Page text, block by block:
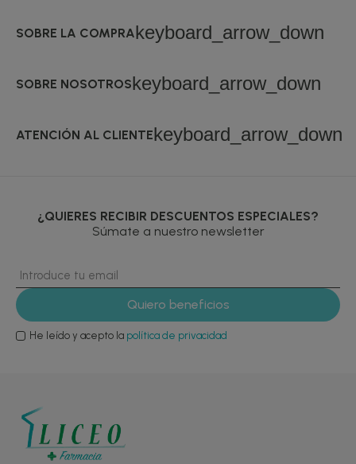
SOBRE LA COMPRAkeyboard_arrow_down
SOBRE NOSOTROSkeyboard_arrow_down
ATENCIÓN AL CLIENTEkeyboard_arrow_down
¿QUIERES RECIBIR DESCUENTOS ESPECIALES?
Súmate a nuestro newsletter
He leído y acepto la política de privacidad